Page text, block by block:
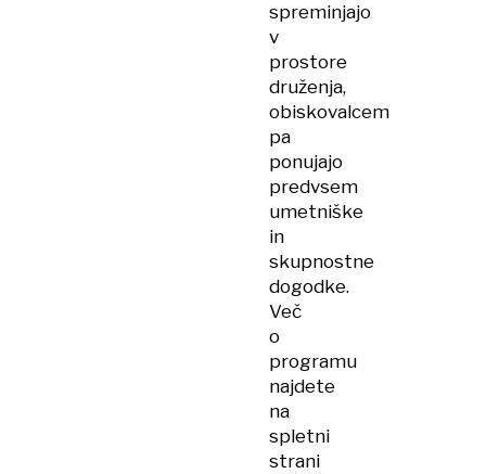
spreminjajo
v
prostore
druženja,
obiskovalcem
pa
ponujajo
predvsem
umetniške
in
skupnostne
dogodke.
Več
o
programu
najdete
na
spletni
strani